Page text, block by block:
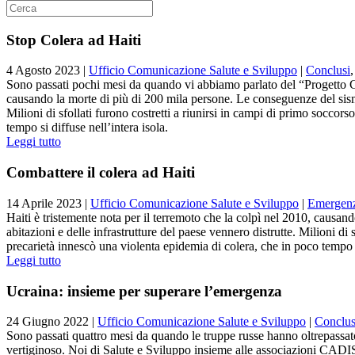
Stop Colera ad Haiti
4 Agosto 2023 | Ufficio Comunicazione Salute e Sviluppo | Conclusi
Sono passati pochi mesi da quando vi abbiamo parlato del
causando la morte di più di 200 mila persone. Le conseguenze del
Milioni di sfollati furono costretti a riunirsi in campi di primo
tempo si diffuse nell’intera isola.
Leggi tutto
Combattere il colera ad Haiti
14 Aprile 2023 | Ufficio Comunicazione Salute e Sviluppo |
Haiti è tristemente nota per il terremoto che la colpì nel 2010,
abitazioni e delle infrastrutture del paese vennero distrutte. Milioni
precarietà innescò una violenta epidemia di colera, che in poco
Leggi tutto
Ucraina: insieme per superare l’emergenza
24 Giugno 2022 | Ufficio Comunicazione Salute e Sviluppo |
Sono passati quattro mesi da quando le truppe russe hanno
vertiginoso. Noi di Salute e Sviluppo insieme alle associazioni